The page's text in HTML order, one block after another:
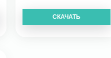
СКАЧАТЬ